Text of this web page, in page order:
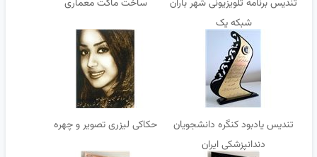
تندیس برنامه تلویزیونی شهر باران
شبکه یک
ساخت ماکت معماری
تندیس یادبود کنگره دانشجویان
دندانپزشکی ایران
حکاکی لیزری تصویر و چهره